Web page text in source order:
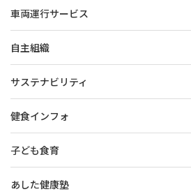
車両運行サービス
自主組織
サステナビリティ
健食インフォ
子ども食育
あした健康塾